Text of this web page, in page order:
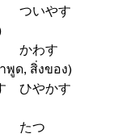
พูด, สิ่งของ)